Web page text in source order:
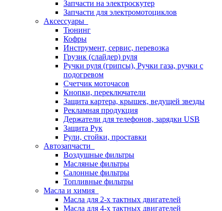
Запчасти на электроскутер
Запчасти для электромотоциклов
Аксессуары
Тюнинг
Кофры
Инструмент, сервис, перевозка
Грузик (слайдер) руля
Ручки руля (грипсы), Ручки газа, ручки с
подогревом
Счетчик моточасов
Кнопки, переключатели
Защита картера, крышек, ведущей звезды
Рекламная продукция
Держатели для телефонов, зарядки USB
Защита Рук
Рули, стойки, проставки
Автозапчасти
Воздушные фильтры
Масляные фильтры
Салонные фильтры
Топливные фильтры
Масла и химия
Масла для 2-х тактных двигателей
Масла для 4-х тактных двигателей